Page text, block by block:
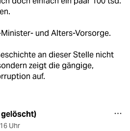
und Alters-Vorsorge.
an dieser Stelle nicht
zeigt die gängige,
auf.
Uhr